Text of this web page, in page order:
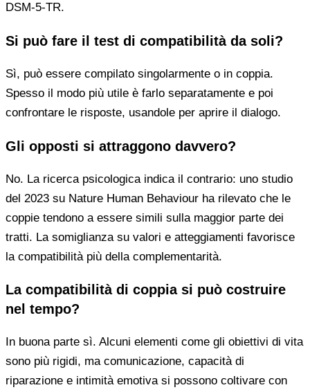
DSM-5-TR.
Si può fare il test di compatibilità da soli?
Sì, può essere compilato singolarmente o in coppia.
Spesso il modo più utile è farlo separatamente e poi
confrontare le risposte, usandole per aprire il dialogo.
Gli opposti si attraggono davvero?
No. La ricerca psicologica indica il contrario: uno studio
del 2023 su Nature Human Behaviour ha rilevato che le
coppie tendono a essere simili sulla maggior parte dei
tratti. La somiglianza su valori e atteggiamenti favorisce
la compatibilità più della complementarità.
La compatibilità di coppia si può costruire
nel tempo?
In buona parte sì. Alcuni elementi come gli obiettivi di vita
sono più rigidi, ma comunicazione, capacità di
riparazione e intimità emotiva si possono coltivare con